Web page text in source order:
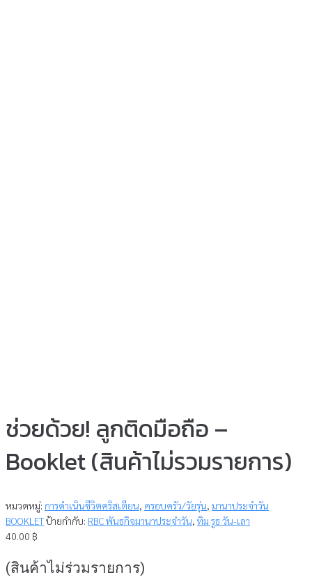
ช่วยด้วย! ลูกติดมือถือ –
Booklet (สินค้าไม่รวมรายการ)
หมวดหมู่: การดำเนินชีวิตคริสเตียน, ครอบครัว/วัยรุ่น, มานาประจำวัน
BOOKLETป้ายกำกับ: RBC พันธกิจมานาประจำวัน, ทิม รูธ วัน-เลา
40.00 ฿
(สินค้าไม่ร่วมรายการ)